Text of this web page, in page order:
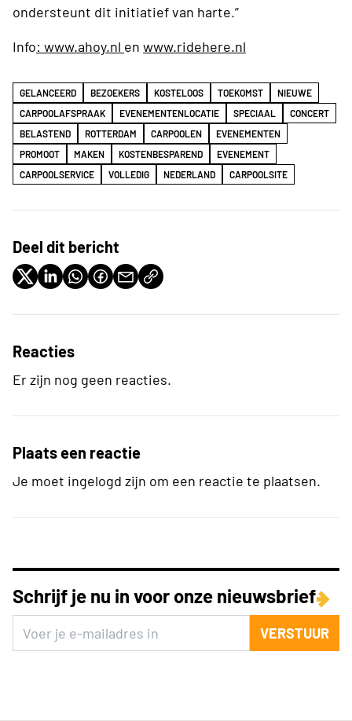
ondersteunt dit initiatief van harte.”
Info: www.ahoy.nl en www.ridehere.nl
GELANCEERD BEZOEKERS KOSTELOOS TOEKOMST
NIEUWE
CARPOOLAFSPRAAK
EVENEMENTENLOCATIE SPECIAAL
CONCERT
BELASTEND
ROTTERDAM CARPOOLEN
EVENEMENTEN
PROMOOT
MAKEN KOSTENBESPAREND
EVENEMENT
CARPOOLSERVICE
VOLLEDIG NEDERLAND CARPOOLSITE
Deel dit bericht
Reacties
Er zijn nog geen reacties.
Plaats een reactie
Je moet ingelogd zijn om een reactie te plaatsen.
Schrijf je nu in voor onze nieuwsbrief
VERSTUUR